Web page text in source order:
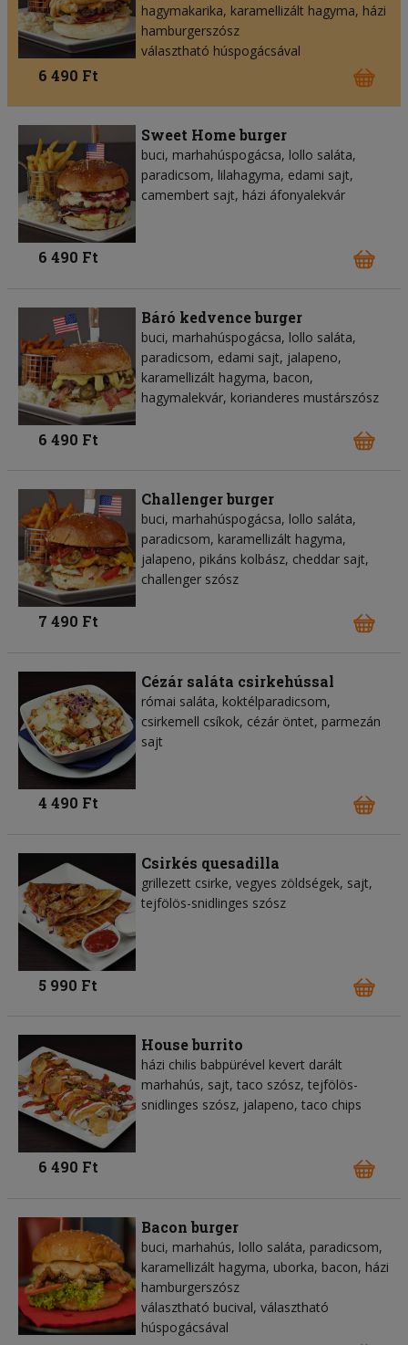
hagymakarika, karamellizált hagyma, házi
hamburgerszósz
választható húspogácsával
6 490 Ft
Sweet Home burger
buci, marhahúspogácsa, lollo saláta,
paradicsom, lilahagyma, edami sajt,
camembert sajt, házi áfonyalekvár
6 490 Ft
Báró kedvence burger
buci, marhahúspogácsa, lollo saláta,
paradicsom, edami sajt, jalapeno,
karamellizált hagyma, bacon,
hagymalekvár, korianderes mustárszósz
6 490 Ft
Challenger burger
buci, marhahúspogácsa, lollo saláta,
paradicsom, karamellizált hagyma,
jalapeno, pikáns kolbász, cheddar sajt,
challenger szósz
7 490 Ft
Cézár saláta csirkehússal
római saláta, koktélparadicsom,
csirkemell csíkok, cézár öntet, parmezán
sajt
4 490 Ft
Csirkés quesadilla
grillezett csirke, vegyes zöldségek, sajt,
tejfölös-snidlinges szósz
5 990 Ft
House burrito
házi chilis babpürével kevert darált
marhahús, sajt, taco szósz, tejfölös-
snidlinges szósz, jalapeno, taco chips
6 490 Ft
Bacon burger
buci, marhahús, lollo saláta, paradicsom,
karamellizált hagyma, uborka, bacon, házi
hamburgerszósz
választható bucival, választható
húspogácsával